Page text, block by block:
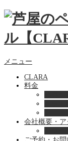
メニュー
CLARA
料金
会社概要・ア
ご予約・お